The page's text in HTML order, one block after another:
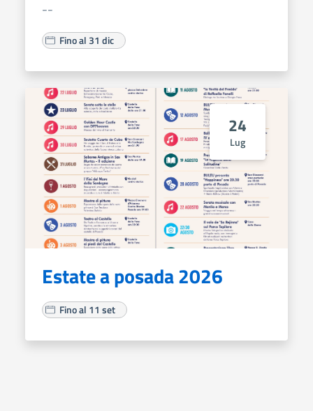
--
Fino al 31 dic
24
Lug
Estate a posada 2026
Fino al 11 set